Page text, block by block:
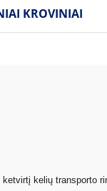
KROVINIAI
ketvirtį kelių transporto